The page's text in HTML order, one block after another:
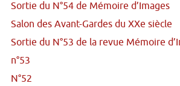
Sortie du N°54 de Mémoire d’Images
Salon des Avant-Gardes du XXe siècle
Sortie du N°53 de la revue Mémoire
n°53
N°52